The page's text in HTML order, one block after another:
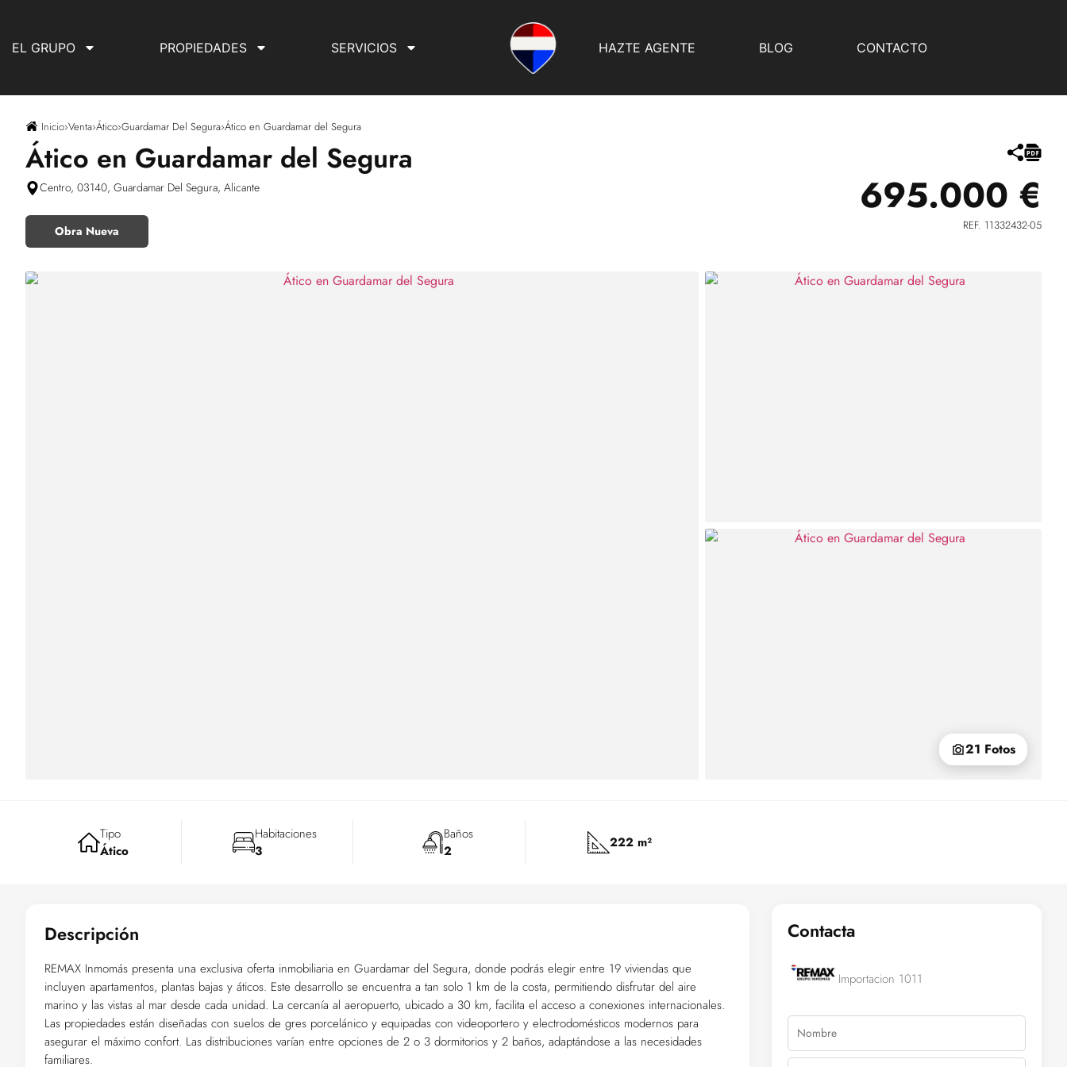
EL GRUPO PROPIEDADES SERVICIOS HAZTE AGENTE BLOG CONTACTO
Inicio›Venta›Ático›Guardamar Del Segura›Ático en Guardamar del Segura
Ático en Guardamar del Segura
Centro, 03140, Guardamar Del Segura, Alicante
Obra Nueva
695.000 €
REF. 11332432-05
21 Fotos
Tipo
Ático
Habitaciones
3
Baños
2
222 m²
Descripción
REMAX Inmomás presenta una exclusiva oferta inmobiliaria en Guardamar del Segura, donde podrás elegir entre 19 viviendas que
incluyen apartamentos, plantas bajas y áticos. Este desarrollo se encuentra a tan solo 1 km de la costa, permitiendo disfrutar del aire
marino y las vistas al mar desde cada unidad. La cercanía al aeropuerto, ubicado a 30 km, facilita el acceso a conexiones internacionales.
Las propiedades están diseñadas con suelos de gres porcelánico y equipadas con videoportero y electrodomésticos modernos para
asegurar el máximo confort. Las distribuciones varían entre opciones de 2 o 3 dormitorios y 2 baños, adaptándose a las necesidades
familiares.
Contacta
Importacion 1011